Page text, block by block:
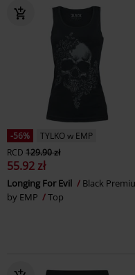
-56%
TYLKO w EMP
RCD 129.90 zł
55.92 zł
Longing For Evil
Black
by EMP
Top